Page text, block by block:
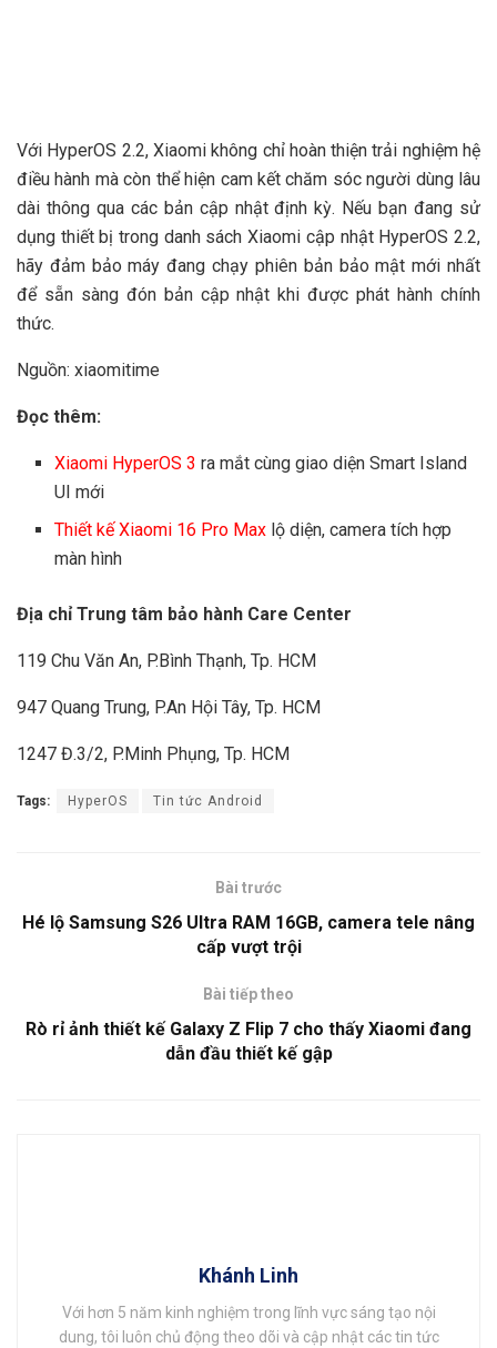
Với HyperOS 2.2, Xiaomi không chỉ hoàn thiện trải nghiệm hệ
điều hành mà còn thể hiện cam kết chăm sóc người dùng lâu
dài thông qua các bản cập nhật định kỳ. Nếu bạn đang sử
dụng thiết bị trong danh sách Xiaomi cập nhật HyperOS 2.2,
hãy đảm bảo máy đang chạy phiên bản bảo mật mới nhất
để sẵn sàng đón bản cập nhật khi được phát hành chính
thức.
Nguồn: xiaomitime
Đọc thêm:
Xiaomi HyperOS 3 ra mắt cùng giao diện Smart Island
UI mới
Thiết kế Xiaomi 16 Pro Max lộ diện, camera tích hợp
màn hình
Địa chỉ Trung tâm bảo hành Care Center
119 Chu Văn An, P.Bình Thạnh, Tp. HCM
947 Quang Trung, P.An Hội Tây, Tp. HCM
1247 Đ.3/2, P.Minh Phụng, Tp. HCM
Tags: HyperOS Tin tức Android
Bài trước
Hé lộ Samsung S26 Ultra RAM 16GB, camera tele nâng
cấp vượt trội
Bài tiếp theo
Rò rỉ ảnh thiết kế Galaxy Z Flip 7 cho thấy Xiaomi đang
dẫn đầu thiết kế gập
Khánh Linh
Với hơn 5 năm kinh nghiệm trong lĩnh vực sáng tạo nội
dung, tôi luôn chủ động theo dõi và cập nhật các tin tức